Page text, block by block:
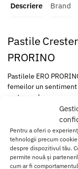
Pentru a oferi o
tehnologii precum
despre dispozitivul tău.
permite nouă și
cum ar fi
Descriere Brand
Pastile
PRORINO
Pastilele ERO
femeilor un
partenerul.
Contine ingrediente
pozitiv asupra
senzatiilor, de a oferi
bine.